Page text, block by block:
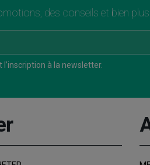
des conseils et bien plus
à la newsletter.